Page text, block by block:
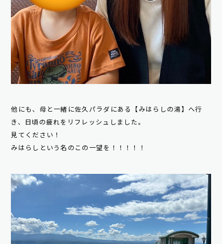
他にも、母と一緒に佐久パラダにある【みはらしの湯】へ行
き、日頃の疲れをリフレッシュしました。
見てください！
みはらしという名のこの一望を！！！！！